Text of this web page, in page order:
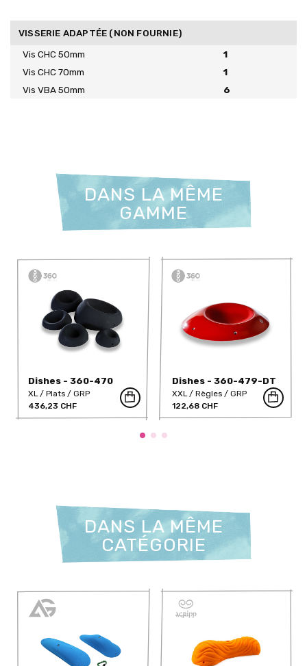
VISSERIE ADAPTÉE (NON FOURNIE)
Vis CHC 50mm
1
Vis CHC 70mm
1
Vis VBA 50mm
6
DANS LA MÊME
GAMME
Dishes - 360-470
XL Plats
GRP
436,23 CHF
Dishes - 360-479-DT
XXL Règles
GRP
122,68 CHF
DANS LA MÊME
CATÉGORIE